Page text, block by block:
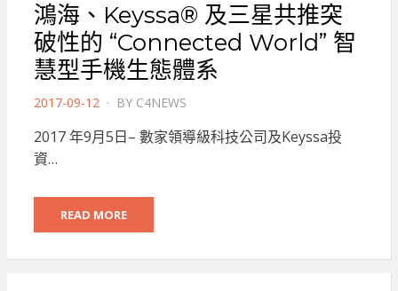
鴻海、Keyssa® 及三星共推突
破性的 “Connected World” 智
慧型手機生態體系
POSTED
2017-09-12 BY C4NEWS
2017 年9月5日– 數家領導級科技公司及Keyssa投
資…
READ MORE